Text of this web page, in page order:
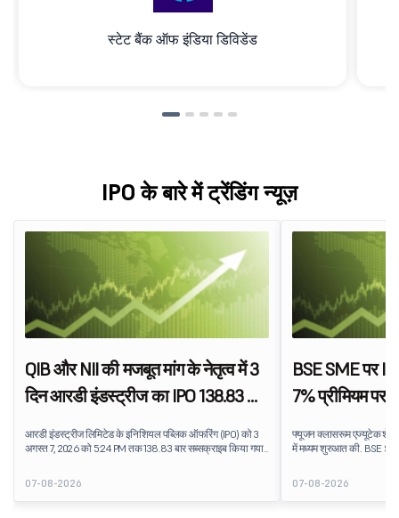
स्टेट बैंक ऑफ इंडिया डिविडेंड
IPO के बारे में ट्रेंडिंग न्यूज़
QIB और NII की मजबूत मांग के नेतृत्व में 3
दिन आरडी इंडस्ट्रीज का IPO 138.83 बार
सब्सक्राइब हुआ
आरडी इंडस्ट्रीज लिमिटेड के इनिशियल पब्लिक ऑफरिंग (IPO) को 3
अगस्त 7, 2026 को 5:24 PM तक 138.83 बार सब्सक्राइब किया गया
पर 7,80,88,05,383 शेयरों के लिए बिड प्राप्त हुई.
07-08-2026
BSE SME पर
7% प्रीमियम
शेयरों की लिस्ट
फ्यूजन क्लासरूम एज्यूटेक शेयरों
में मध्यम शुरुआत की. BSE
प्रीमियम प्रदान करता है.
प्रदान किया, जो एजुकेशन
धारणा को दर्शाता है.
07-08-2026